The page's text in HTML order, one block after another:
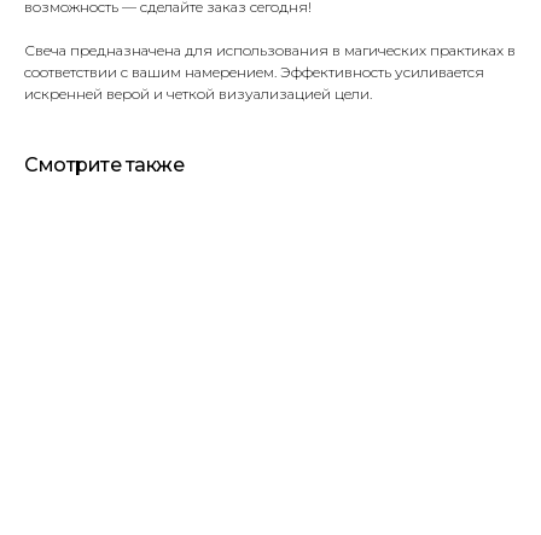
возможность — сделайте заказ сегодня!
Свеча предназначена для использования в магических практиках в
соответствии с вашим намерением. Эффективность усиливается
искренней верой и четкой визуализацией цели.
Смотрите также